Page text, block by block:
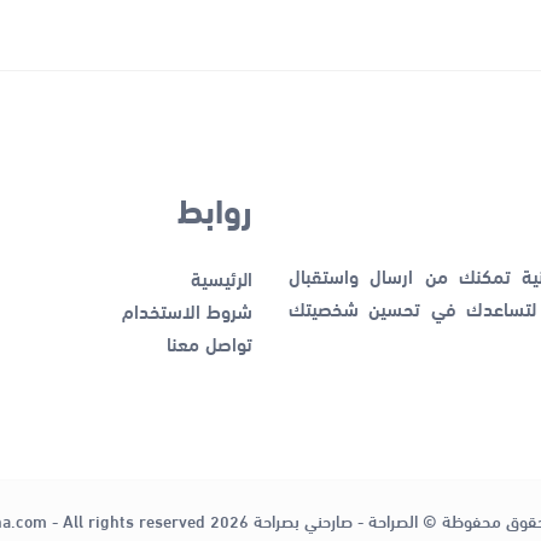
تمكنك من ارسال واستقبال
لتساعدك في تحسين شخصيتك
روابط
الرئيسية
شروط الاستخدام
تواصل معنا
محفوظة © الصراحة - صارحني بصراحة 2026 - All rights reserved